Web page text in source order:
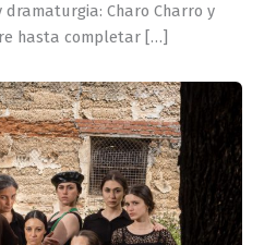
dramaturgia: Charo Charro y
hasta completar […]